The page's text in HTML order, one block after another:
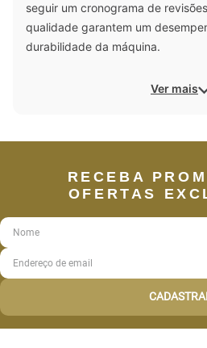
seguir um cronograma de
qualidade garantem um
durabilidade da máquina.
Ver mais
RECEBA
OFERTAS